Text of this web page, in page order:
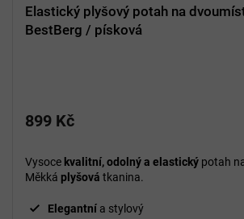
Elastický plyšový potah na
BestBerg / písková
899 Kč
Vysoce kvalitní, odolný a elastický potah
Měkká plyšová tkanina.
Elegantní a stylový